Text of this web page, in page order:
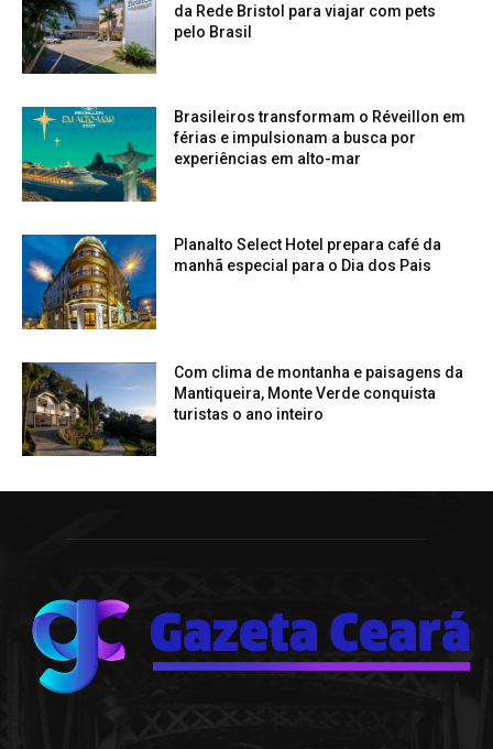
da Rede Bristol para viajar com pets
pelo Brasil
Brasileiros transformam o Réveillon em
férias e impulsionam a busca por
experiências em alto-mar
Planalto Select Hotel prepara café da
manhã especial para o Dia dos Pais
Com clima de montanha e paisagens da
Mantiqueira, Monte Verde conquista
turistas o ano inteiro